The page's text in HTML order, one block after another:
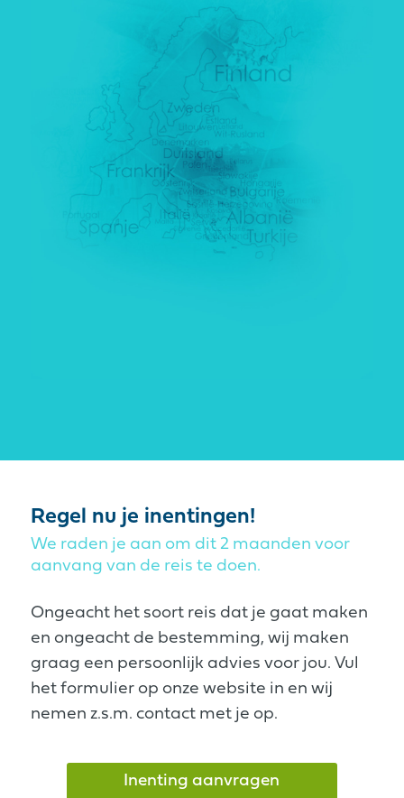
Regel nu je inentingen!
We raden je aan om dit 2 maanden voor
aanvang van de reis te doen.
Ongeacht het soort reis dat je gaat maken
en ongeacht de bestemming, wij maken
graag een persoonlijk advies voor jou. Vul
het formulier op onze website in en wij
nemen z.s.m. contact met je op.
Inenting aanvragen